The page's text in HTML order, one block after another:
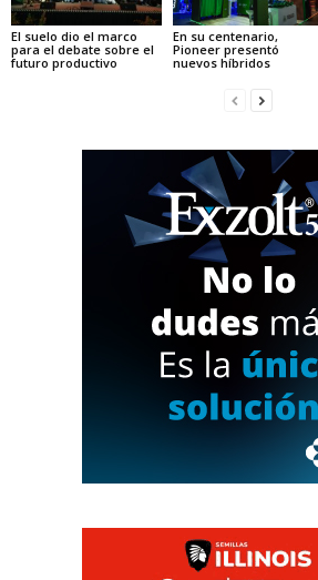
El suelo dio el marco
para el debate sobre el
futuro productivo
En su centenario,
Pioneer presentó
nuevos híbridos